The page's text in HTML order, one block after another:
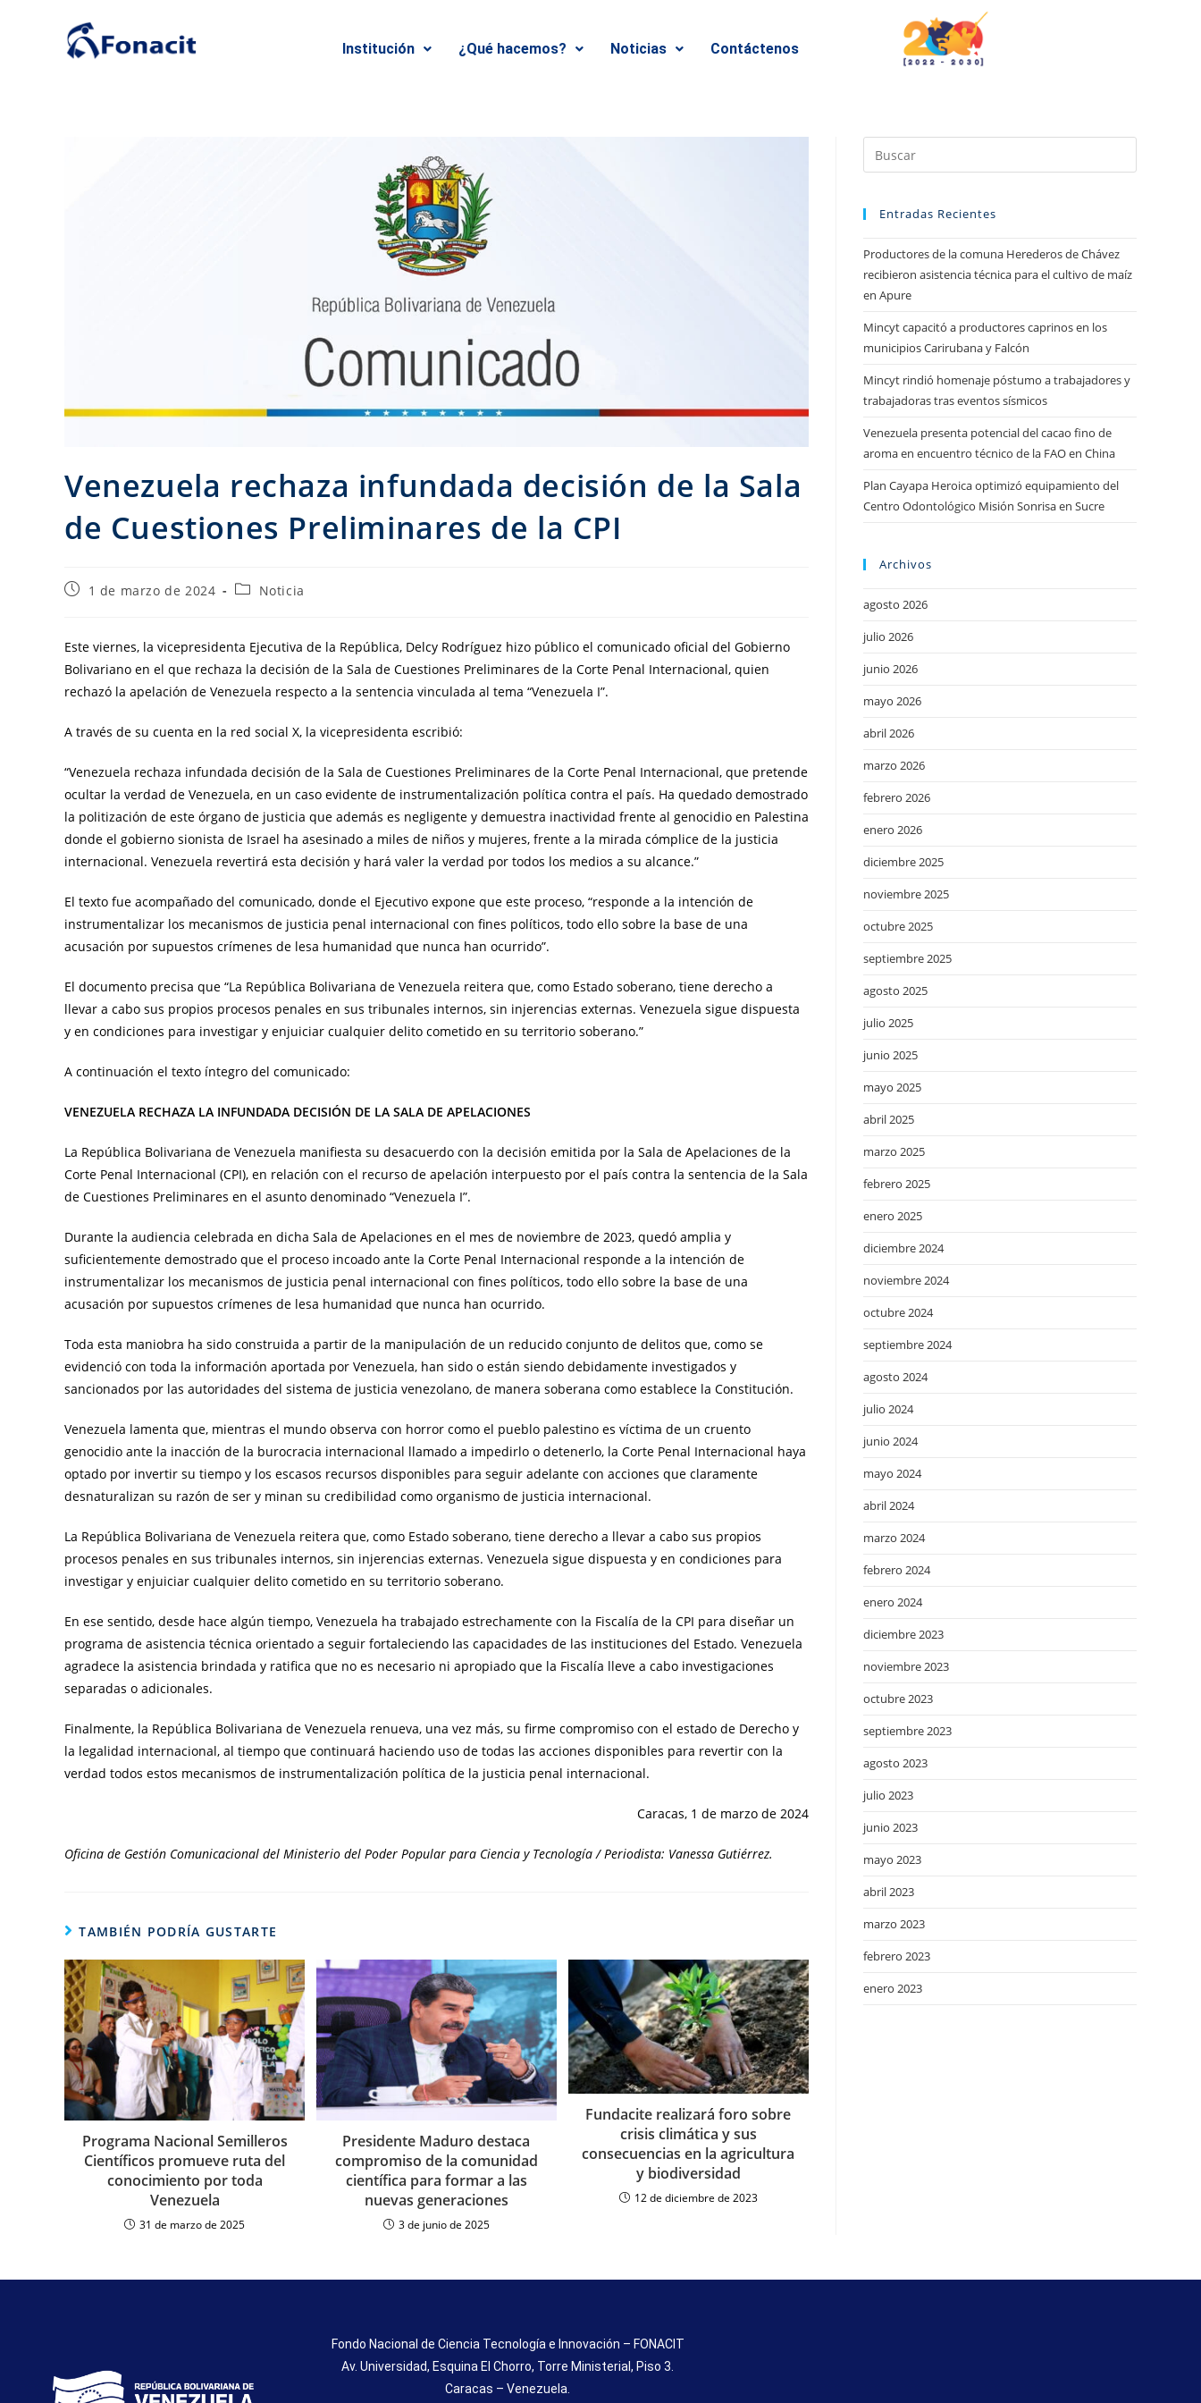
Institución ¿Qué hacemos? Noticias Contáctenos
Venezuela rechaza infundada decisión de la Sala
de Cuestiones Preliminares de la CPI
1 de marzo de 2024 Noticia
Este viernes, la vicepresidenta Ejecutiva de la República, Delcy Rodríguez hizo público el comunicado oficial del Gobierno
Bolivariano en el que rechaza la decisión de la Sala de Cuestiones Preliminares de la Corte Penal Internacional, quien
rechazó la apelación de Venezuela respecto a la sentencia vinculada al tema “Venezuela I”.
A través de su cuenta en la red social X, la vicepresidenta escribió:
“Venezuela rechaza infundada decisión de la Sala de Cuestiones Preliminares de la Corte Penal Internacional, que pretende
ocultar la verdad de Venezuela, en un caso evidente de instrumentalización política contra el país. Ha quedado demostrado
la politización de este órgano de justicia que además es negligente y demuestra inactividad frente al genocidio en Palestina
donde el gobierno sionista de Israel ha asesinado a miles de niños y mujeres, frente a la mirada cómplice de la justicia
internacional. Venezuela revertirá esta decisión y hará valer la verdad por todos los medios a su alcance.”
El texto fue acompañado del comunicado, donde el Ejecutivo expone que este proceso, “responde a la intención de
instrumentalizar los mecanismos de justicia penal internacional con fines políticos, todo ello sobre la base de una
acusación por supuestos crímenes de lesa humanidad que nunca han ocurrido”.
El documento precisa que “La República Bolivariana de Venezuela reitera que, como Estado soberano, tiene derecho a
llevar a cabo sus propios procesos penales en sus tribunales internos, sin injerencias externas. Venezuela sigue dispuesta
y en condiciones para investigar y enjuiciar cualquier delito cometido en su territorio soberano.”
A continuación el texto íntegro del comunicado:
VENEZUELA RECHAZA LA INFUNDADA DECISIÓN DE LA SALA DE APELACIONES
La República Bolivariana de Venezuela manifiesta su desacuerdo con la decisión emitida por la Sala de Apelaciones de la
Corte Penal Internacional (CPI), en relación con el recurso de apelación interpuesto por el país contra la sentencia de la Sala
de Cuestiones Preliminares en el asunto denominado “Venezuela I”.
Durante la audiencia celebrada en dicha Sala de Apelaciones en el mes de noviembre de 2023, quedó amplia y
suficientemente demostrado que el proceso incoado ante la Corte Penal Internacional responde a la intención de
instrumentalizar los mecanismos de justicia penal internacional con fines políticos, todo ello sobre la base de una
acusación por supuestos crímenes de lesa humanidad que nunca han ocurrido.
Toda esta maniobra ha sido construida a partir de la manipulación de un reducido conjunto de delitos que, como se
evidenció con toda la información aportada por Venezuela, han sido o están siendo debidamente investigados y
sancionados por las autoridades del sistema de justicia venezolano, de manera soberana como establece la Constitución.
Venezuela lamenta que, mientras el mundo observa con horror como el pueblo palestino es víctima de un cruento
genocidio ante la inacción de la burocracia internacional llamado a impedirlo o detenerlo, la Corte Penal Internacional haya
optado por invertir su tiempo y los escasos recursos disponibles para seguir adelante con acciones que claramente
desnaturalizan su razón de ser y minan su credibilidad como organismo de justicia internacional.
La República Bolivariana de Venezuela reitera que, como Estado soberano, tiene derecho a llevar a cabo sus propios
procesos penales en sus tribunales internos, sin injerencias externas. Venezuela sigue dispuesta y en condiciones para
investigar y enjuiciar cualquier delito cometido en su territorio soberano.
En ese sentido, desde hace algún tiempo, Venezuela ha trabajado estrechamente con la Fiscalía de la CPI para diseñar un
programa de asistencia técnica orientado a seguir fortaleciendo las capacidades de las instituciones del Estado. Venezuela
agradece la asistencia brindada y ratifica que no es necesario ni apropiado que la Fiscalía lleve a cabo investigaciones
separadas o adicionales.
Finalmente, la República Bolivariana de Venezuela renueva, una vez más, su firme compromiso con el estado de Derecho y
la legalidad internacional, al tiempo que continuará haciendo uso de todas las acciones disponibles para revertir con la
verdad todos estos mecanismos de instrumentalización política de la justicia penal internacional.
Caracas, 1 de marzo de 2024
Oficina de Gestión Comunicacional del Ministerio del Poder Popular para Ciencia y Tecnología / Periodista: Vanessa Gutiérrez.
TAMBIÉN PODRÍA GUSTARTE
Programa Nacional Semilleros
Científicos promueve ruta del
conocimiento por toda
Venezuela
31 de marzo de 2025
Presidente Maduro destaca
compromiso de la comunidad
científica para formar a las
nuevas generaciones
3 de junio de 2025
Fundacite realizará foro sobre
crisis climática y sus
consecuencias en la agricultura
y biodiversidad
12 de diciembre de 2023
Entradas Recientes
Productores de la comuna Herederos de Chávez
recibieron asistencia técnica para el cultivo de maíz
en Apure
Mincyt capacitó a productores caprinos en los
municipios Carirubana y Falcón
Mincyt rindió homenaje póstumo a trabajadores y
trabajadoras tras eventos sísmicos
Venezuela presenta potencial del cacao fino de
aroma en encuentro técnico de la FAO en China
Plan Cayapa Heroica optimizó equipamiento del
Centro Odontológico Misión Sonrisa en Sucre
Archivos
agosto 2026
julio 2026
junio 2026
mayo 2026
abril 2026
marzo 2026
febrero 2026
enero 2026
diciembre 2025
noviembre 2025
octubre 2025
septiembre 2025
agosto 2025
julio 2025
junio 2025
mayo 2025
abril 2025
marzo 2025
febrero 2025
enero 2025
diciembre 2024
noviembre 2024
octubre 2024
septiembre 2024
agosto 2024
julio 2024
junio 2024
mayo 2024
abril 2024
marzo 2024
febrero 2024
enero 2024
diciembre 2023
noviembre 2023
octubre 2023
septiembre 2023
agosto 2023
julio 2023
junio 2023
mayo 2023
abril 2023
marzo 2023
febrero 2023
enero 2023
Fondo Nacional de Ciencia Tecnología e Innovación – FONACIT
Av. Universidad, Esquina El Chorro, Torre Ministerial, Piso 3.
Caracas – Venezuela.